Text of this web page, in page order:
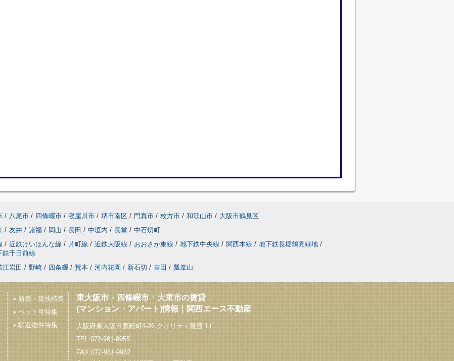
/ 八尾市 / 四條畷市 / 寝屋川市 / 堺市南区 / 門真市 / 枚方市 / 和歌山市 / 大阪市鶴見区
/ 友井 / 諸福 / 岡山 / 長田 / 中垣内 / 長堂 / 中石切町
/ 近鉄けいはんな線 / 片町線 / 近鉄大阪線 / おおさか東線 / 地下鉄中央線 / 関西本線 / 地下鉄長堀鶴見緑地 /
鉄千日前線
江岩田 / 野崎 / 四条畷 / 荒本 / 河内花園 / 新石切 / 吉田 / 瓢箪山
新築・築浅特集
ペット可特集
駅近物件特集
東大阪市・四條畷市・大東市の賃貸
(マンション・アパート)情報｜関西エース不動産
大阪府東大阪市鷹殿町4-26 クオリティ鷹殿 1Ｆ
TEL:072-981-9955
FAX:072-981-9962